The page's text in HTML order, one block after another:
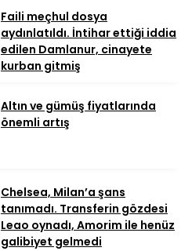
Faili meçhul dosya
aydınlatıldı. İntihar ettiği iddia
edilen Damlanur, cinayete
kurban gitmiş
Altın ve gümüş fiyatlarında
önemli artış
Chelsea, Milan’a şans
tanımadı. Transferin gözdesi
Leao oynadı, Amorim ile henüz
galibiyet gelmedi